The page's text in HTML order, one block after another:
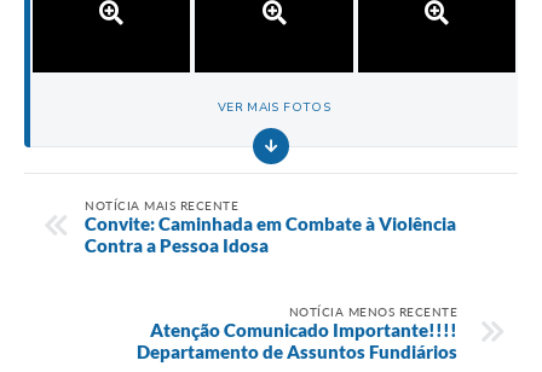
VER MAIS FOTOS
NOTÍCIA MAIS RECENTE
Convite: Caminhada em Combate à Violência
Contra a Pessoa Idosa
NOTÍCIA MENOS RECENTE
Atenção Comunicado Importante!!!!
Departamento de Assuntos Fundiários